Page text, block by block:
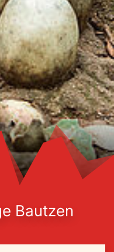
Bautzen